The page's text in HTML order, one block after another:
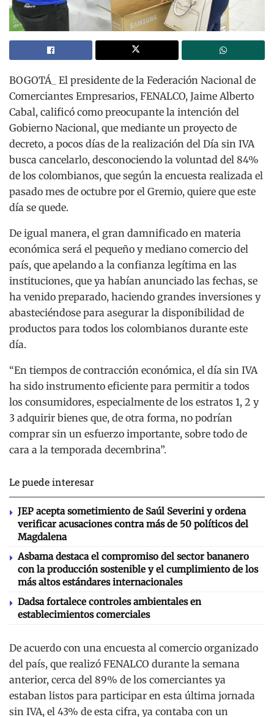
BOGOTÁ_ El presidente de la Federación Nacional de
Comerciantes Empresarios, FENALCO, Jaime Alberto
Cabal, calificó como preocupante la intención del
Gobierno Nacional, que mediante un proyecto de
decreto, a pocos días de la realización del Día sin IVA
busca cancelarlo, desconociendo la voluntad del 84%
de los colombianos, que según la encuesta realizada el
pasado mes de octubre por el Gremio, quiere que este
día se quede.
De igual manera, el gran damnificado en materia
económica será el pequeño y mediano comercio del
país, que apelando a la confianza legítima en las
instituciones, que ya habían anunciado las fechas, se
ha venido preparado, haciendo grandes inversiones y
abasteciéndose para asegurar la disponibilidad de
productos para todos los colombianos durante este
día.
“En tiempos de contracción económica, el día sin IVA
ha sido instrumento eficiente para permitir a todos
los consumidores, especialmente de los estratos 1, 2 y
3 adquirir bienes que, de otra forma, no podrían
comprar sin un esfuerzo importante, sobre todo de
cara a la temporada decembrina”.
Le puede interesar
JEP acepta sometimiento de Saúl Severini y ordena
verificar acusaciones contra más de 50 políticos del
Magdalena
Asbama destaca el compromiso del sector bananero
con la producción sostenible y el cumplimiento de los
más altos estándares internacionales
Dadsa fortalece controles ambientales en
establecimientos comerciales
De acuerdo con una encuesta al comercio organizado
del país, que realizó FENALCO durante la semana
anterior, cerca del 89% de los comerciantes ya
estaban listos para participar en esta última jornada
sin IVA, el 43% de esta cifra, ya contaba con un